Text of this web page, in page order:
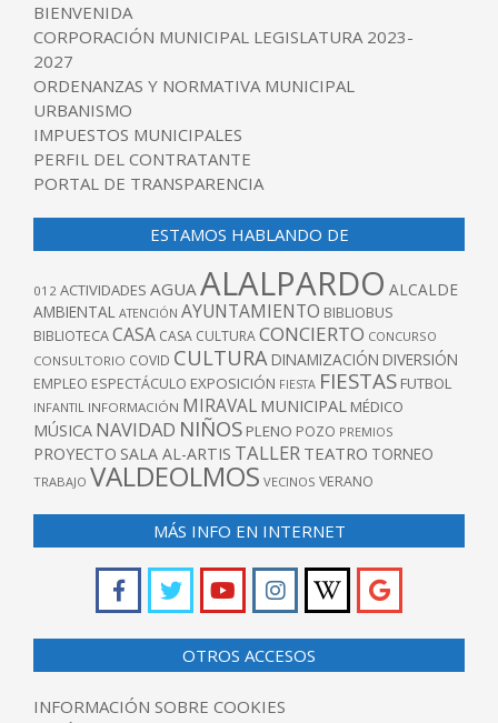
BIENVENIDA
CORPORACIÓN MUNICIPAL LEGISLATURA 2023-
2027
ORDENANZAS Y NORMATIVA MUNICIPAL
URBANISMO
IMPUESTOS MUNICIPALES
PERFIL DEL CONTRATANTE
PORTAL DE TRANSPARENCIA
ESTAMOS HABLANDO DE
012 ACTIVIDADES AGUAALALPARDO ALCALDE
AMBIENTAL ATENCIÓN AYUNTAMIENTO BIBLIOBUS
BIBLIOTECACASA CASA CULTURACONCIERTO CONCURSO
CONSULTORIO COVID CULTURA DINAMIZACIÓN DIVERSIÓN
EMPLEO ESPECTÁCULO EXPOSICIÓN FIESTA FIESTAS FUTBOL
INFANTIL INFORMACIÓN MIRAVAL MUNICIPAL MÉDICO
MÚSICA NAVIDAD NIÑOS PLENO POZO PREMIOS
PROYECTO SALA AL-ARTIS TALLER TEATRO TORNEO
TRABAJO VALDEOLMOS VECINOS VERANO
MÁS INFO EN INTERNET
OTROS ACCESOS
INFORMACIÓN SOBRE COOKIES